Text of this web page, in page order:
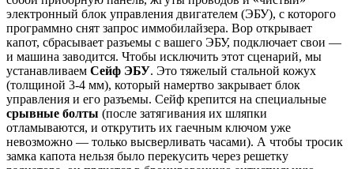
электронный блок управления двигателем (ЭБУ), с которого
программно снят запрос иммобилайзера. Вор открывает
капот, сбрасывает разъемы с вашего ЭБУ, подключает свои —
и машина заводится. Чтобы исключить этот сценарий, мы
устанавливаем Сейф ЭБУ. Это тяжелый стальной кожух
(толщиной 3-4 мм), который намертво закрывает блок
управления и его разъемы. Сейф крепится на специальные
срывные болты (после затягивания их шляпки
отламываются, и открутить их гаечным ключом уже
невозможно — только высверливать часами). А чтобы тросик
замка капота нельзя было перекусить через решетку